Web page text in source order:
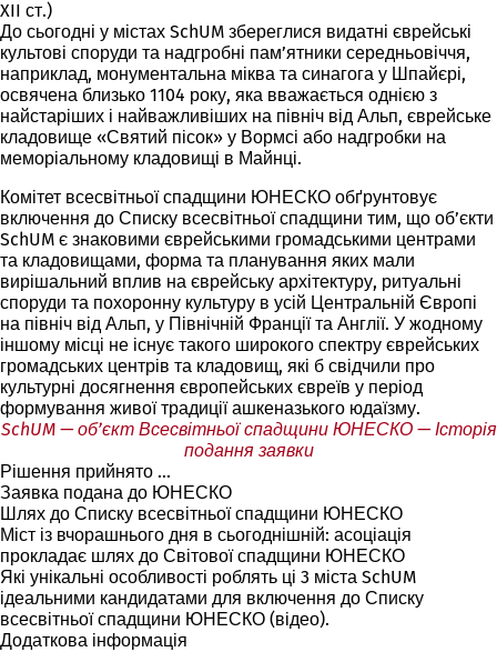
XII ст.)
До сьогодні у містах SchUM збереглися видатні єврейські
культові споруди та надгробні пам’ятники середньовіччя,
наприклад, монументальна міква та синагога у Шпайєрі,
освячена близько 1104 року, яка вважається однією з
найстаріших і найважливіших на північ від Альп, єврейське
кладовище «Святий пісок» у Вормсі або надгробки на
меморіальному кладовищі в Майнці.
Комітет всесвітньої спадщини ЮНЕСКО обґрунтовує
включення до Списку всесвітньої спадщини тим, що об’єкти
SchUM є знаковими єврейськими громадськими центрами
та кладовищами, форма та планування яких мали
вирішальний вплив на єврейську архітектуру, ритуальні
споруди та похоронну культуру в усій Центральній Європі
на північ від Альп, у Північній Франції та Англії. У жодному
іншому місці не існує такого широкого спектру єврейських
громадських центрів та кладовищ, які б свідчили про
культурні досягнення європейських євреїв у період
формування живої традиції ашкеназького юдаїзму.
SchUM — об’єкт Всесвітньої спадщини ЮНЕСКО — Історія
подання заявки
Рішення прийнято ...
Заявка подана до ЮНЕСКО
Шлях до Списку всесвітньої спадщини ЮНЕСКО
Міст із вчорашнього дня в сьогоднішній: асоціація
прокладає шлях до Світової спадщини ЮНЕСКО
Які унікальні особливості роблять ці 3 міста SchUM
ідеальними кандидатами для включення до Списку
всесвітньої спадщини ЮНЕСКО (відео).
Додаткова інформація